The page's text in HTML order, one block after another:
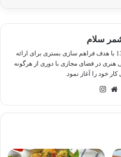
سلام
رسانه کاشمر سلام، از سال 1398 با هدف فراهم سازی بستری برای ارائه
در فضای مجازی با دوری از هرگونه
خود را آغاز نمود.
وبسایت